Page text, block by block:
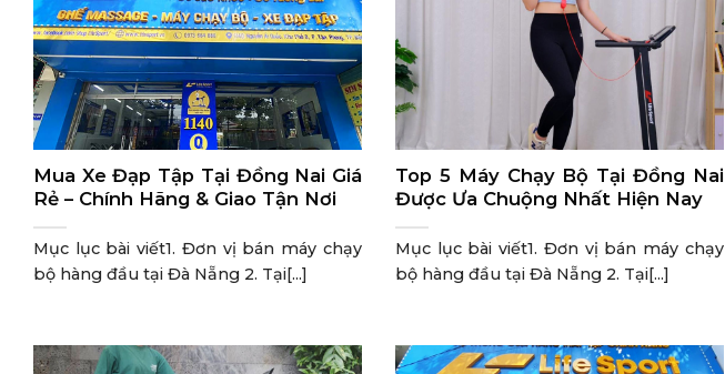
Mua Xe Đạp Tập Tại Đồng Nai Giá
Rẻ – Chính Hãng & Giao Tận Nơi
Mục lục bài viết1. Đơn vị bán máy chạy
bộ hàng đầu tại Đà Nẵng 2. Tại[...]
Top 5 Máy Chạy Bộ Tại Đồng Nai
Được Ưa Chuộng Nhất Hiện Nay
Mục lục bài viết1. Đơn vị bán máy chạy
bộ hàng đầu tại Đà Nẵng 2. Tại[...]